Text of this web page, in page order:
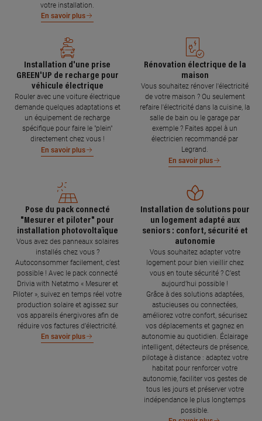
votre installation.
En savoir plus
Installation d'une prise
GREEN'UP de recharge pour
véhicule électrique
Rouler avec une voiture électrique
demande quelques adaptations et
un équipement de recharge
spécifique pour faire le "plein"
directement chez vous !
En savoir plus
Rénovation électrique de la
maison
Vous souhaitez rénover l'électricité
de votre maison ? Ou seulement
refaire l'électricité dans la cuisine, la
salle de bain ou le garage par
exemple ? Faites appel à un
électricien recommandé par
Legrand.
En savoir plus
Pose du pack connecté
"Mesurer et piloter" pour
installation photovoltaïque
Vous avez des panneaux solaires
installés chez vous ?
Autoconsommer facilement, c’est
possible ! Avec le pack connecté
Drivia with Netatmo « Mesurer et
Piloter », suivez en temps réel votre
production solaire et agissez sur
vos appareils énergivores afin de
réduire vos factures d’électricité.
En savoir plus
Installation de solutions pour
un logement adapté aux
seniors : confort, sécurité et
autonomie
Vous souhaitez adapter votre
logement pour bien vieillir chez
vous en toute sécurité ? C’est
aujourd’hui possible !
Grâce à des solutions adaptées,
astucieuses ou connectées,
améliorez votre confort, sécurisez
vos déplacements et gagnez en
autonomie au quotidien. Éclairage
intelligent, détecteurs de présence,
pilotage à distance : adaptez votre
habitat pour renforcer votre
autonomie, faciliter vos gestes de
tous les jours et préserver votre
indépendance le plus longtemps
possible.